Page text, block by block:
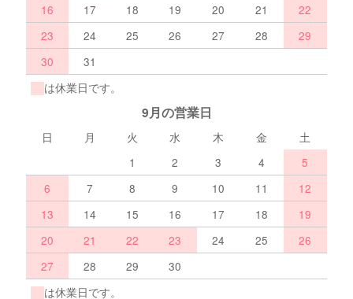
16
17 18 19 20 21
22
23
24 25 26 27 28
29
30
31
は休業日です。
9月の営業日
日 月 火 水 木 金
土
1
2 3 4
5
6
7 8 9 10 11
12
13
14 15 16 17 18
19
20
21 22 23 24 25
26
27
28 29
30
は休業日です。